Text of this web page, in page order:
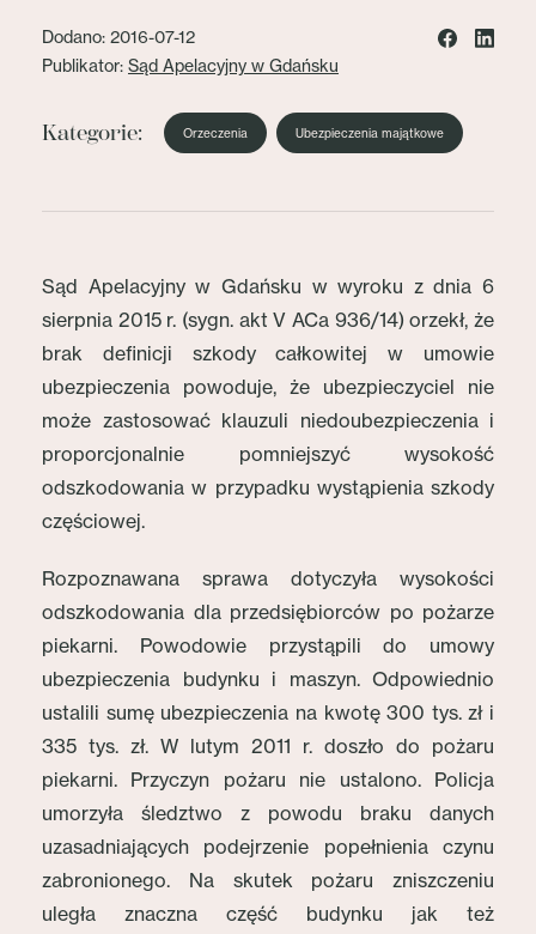
Dodano: 2016-07-12
Publikator: Sąd Apelacyjny w Gdańsku
Kategorie: Orzeczenia Ubezpieczenia majątkowe
Sąd Apelacyjny w Gdańsku w wyroku z dnia 6
sierpnia 2015 r. (sygn. akt V ACa 936/14) orzekł, że
brak definicji szkody całkowitej w umowie
ubezpieczenia powoduje, że ubezpieczyciel nie
może zastosować klauzuli niedoubezpieczenia i
proporcjonalnie pomniejszyć wysokość
odszkodowania w przypadku wystąpienia szkody
częściowej.
Rozpoznawana sprawa dotyczyła wysokości
odszkodowania dla przedsiębiorców po pożarze
piekarni. Powodowie przystąpili do umowy
ubezpieczenia budynku i maszyn. Odpowiednio
ustalili sumę ubezpieczenia na kwotę 300 tys. zł i
335 tys. zł. W lutym 2011 r. doszło do pożaru
piekarni. Przyczyn pożaru nie ustalono. Policja
umorzyła śledztwo z powodu braku danych
uzasadniających podejrzenie popełnienia czynu
zabronionego. Na skutek pożaru zniszczeniu
uległa znaczna część budynku jak też